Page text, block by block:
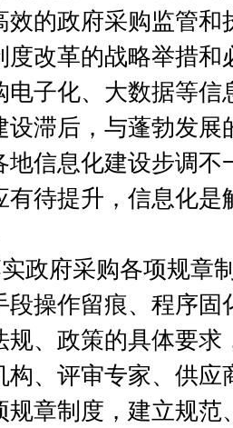
效的政府采购监管和
度改革的战略举措和
电子化、大数据等
设滞后，与蓬勃发展
地信息化建设步调不
有待提升，信息化是
政府采购各项规章
段操作留痕、程序固
规、政策的具体要求
构、评审专家、供应
规章制度，建立规范